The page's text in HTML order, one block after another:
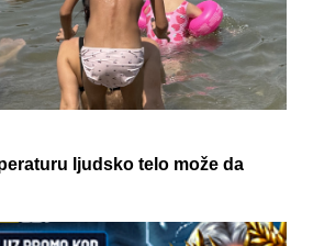
ljudsko telo može da